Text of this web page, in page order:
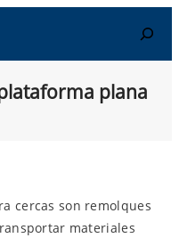
Search
plana
cercas son remolques
materiales